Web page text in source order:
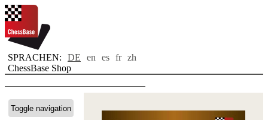
SPRACHEN: DE en es fr zh
ChessBase Shop
Toggle navigation